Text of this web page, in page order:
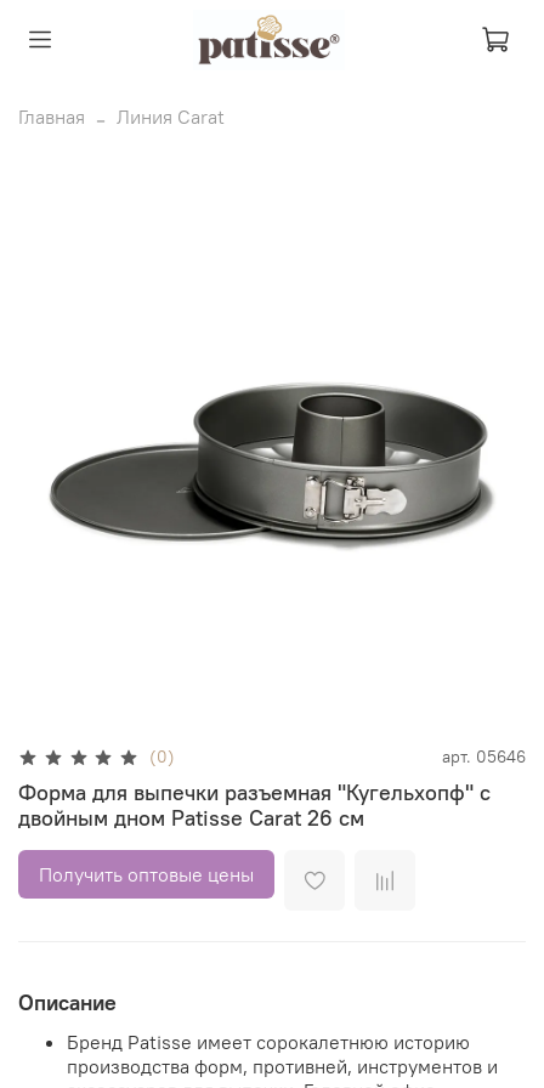
Главная Линия Carat
(0) арт. 05646
Форма для выпечки разъемная "Кугельхопф" с
двойным дном Patisse Carat 26 см
Получить оптовые цены
Описание
Бренд Patisse имеет сорокалетнюю историю
производства форм, противней, инструментов и